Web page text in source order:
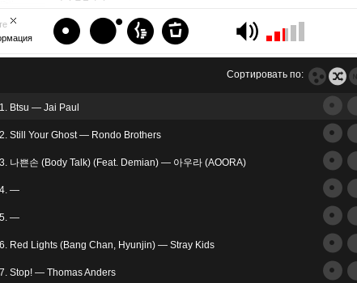
1. Btsu — Jai Paul
2. Still Your Ghost — Rondo Brothers
3. 나쁜손 (Body Talk) (Feat. Demian) — 아우라 (AOORA)
4. —
5. —
6. Red Lights (Bang Chan, Hyunjin) — Stray Kids
7. Stop! — Thomas Anders
Сортировать по: